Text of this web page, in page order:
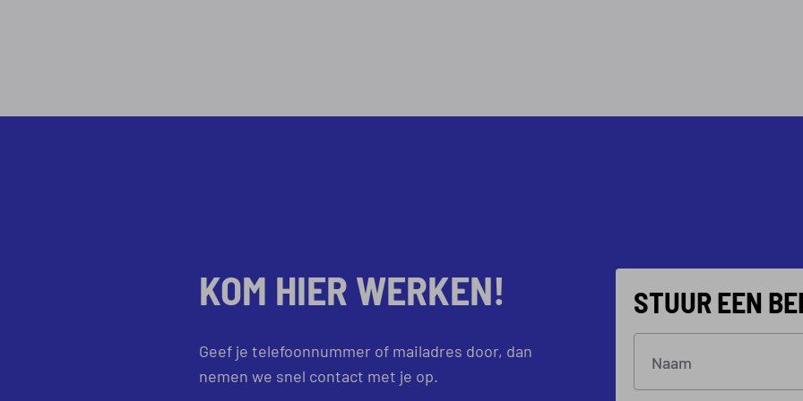
KOM HIER WERKEN!
Geef je telefoonnummer of mailadres door, dan
nemen we snel contact met je op.
STUUR EEN
Naam